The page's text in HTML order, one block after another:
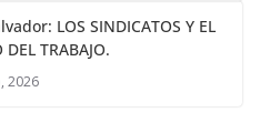
LOS SINDICATOS Y EL
DEL TRABAJO.
2026